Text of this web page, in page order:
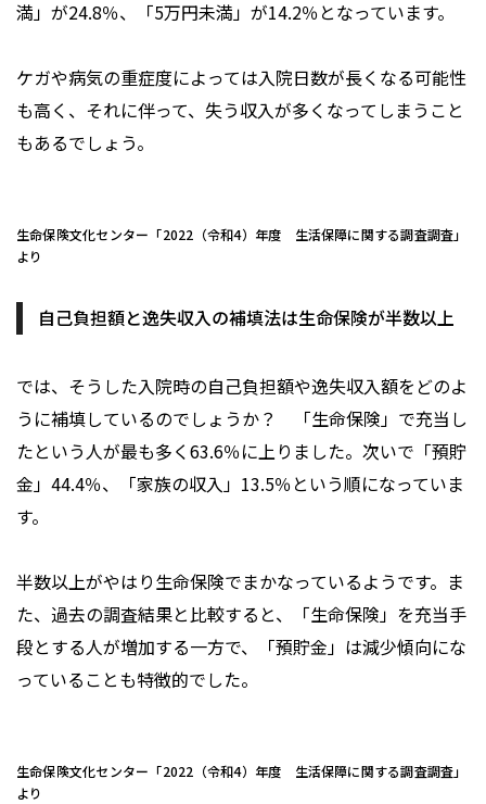
満」が24.8％、「5万円未満」が14.2％となっています。
ケガや病気の重症度によっては入院日数が長くなる可能性
も高く、それに伴って、失う収入が多くなってしまうこと
もあるでしょう。
生命保険文化センター「2022（令和4）年度 生活保障に関する調査調査」
より
自己負担額と逸失収入の補填法は生命保険が半数以上
では、そうした入院時の自己負担額や逸失収入額をどのよ
うに補填しているのでしょうか？ 「生命保険」で充当し
たという人が最も多く63.6％に上りました。次いで「預貯
金」44.4％、「家族の収入」13.5％という順になっていま
す。
半数以上がやはり生命保険でまかなっているようです。ま
た、過去の調査結果と比較すると、「生命保険」を充当手
段とする人が増加する一方で、「預貯金」は減少傾向にな
っていることも特徴的でした。
生命保険文化センター「2022（令和4）年度 生活保障に関する調査調査」
より